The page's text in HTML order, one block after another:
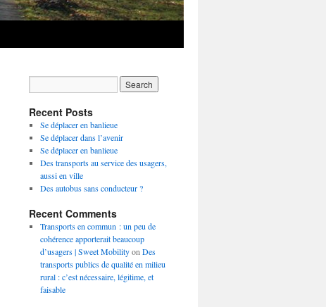
Recent Posts
Se déplacer en banlieue
Se déplacer dans l’avenir
Se déplacer en banlieue
Des transports au service des usagers,
aussi en ville
Des autobus sans conducteur ?
Recent Comments
Transports en commun : un peu de
cohérence apporterait beaucoup
d’usagers | Sweet Mobilityon Des
transports publics de qualité en milieu
rural : c’est nécessaire, légitime, et
faisable